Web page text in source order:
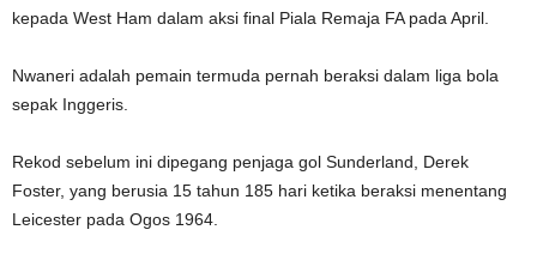
kepada West Ham dalam aksi final Piala Remaja FA pada April.
Nwaneri adalah pemain termuda pernah beraksi dalam liga bola
sepak Inggeris.
Rekod sebelum ini dipegang penjaga gol Sunderland, Derek
Foster, yang berusia 15 tahun 185 hari ketika beraksi menentang
Leicester pada Ogos 1964.